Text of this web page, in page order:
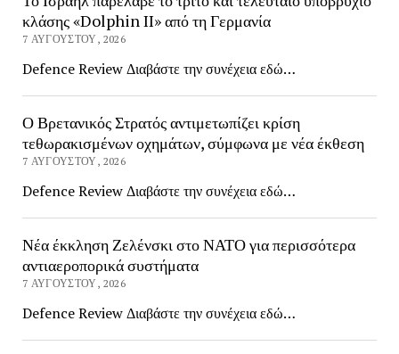
κλάσης «Dolphin II» από τη Γερμανία
7 ΑΥΓΟΎΣΤΟΥ, 2026
Defence Review Διαβάστε την συνέχεια εδώ…
Ο Βρετανικός Στρατός αντιμετωπίζει κρίση
τεθωρακισμένων οχημάτων, σύμφωνα με νέα έκθεση
7 ΑΥΓΟΎΣΤΟΥ, 2026
Defence Review Διαβάστε την συνέχεια εδώ…
Νέα έκκληση Ζελένσκι στο ΝΑΤΟ για περισσότερα
αντιαεροπορικά συστήματα
7 ΑΥΓΟΎΣΤΟΥ, 2026
Defence Review Διαβάστε την συνέχεια εδώ…